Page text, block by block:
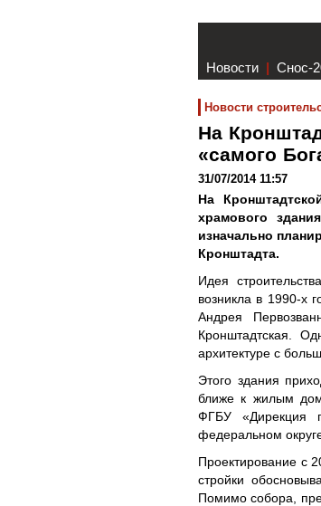
Новости | Снос-
Новости
На
«самого
31/07/2014 11:57
На
храмового
изначально
Кронштадта.
Идея
возникла в 1990-х
Андрея
Кронштадтская.
архитектуре с
Этого здания
ближе к жилым
ФГБУ «Дирекция
федеральном
Проектирование с
стройки
Помимо собора,